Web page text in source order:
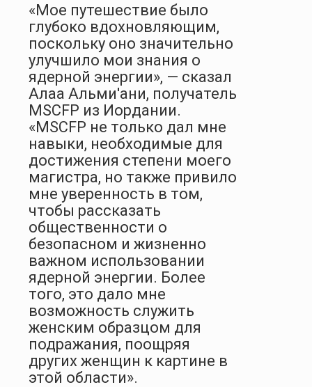
«Мое путешествие было
глубоко вдохновляющим,
поскольку оно значительно
улучшило мои знания о
ядерной энергии», — сказал
Алаа Альми'ани, получатель
MSCFP из Иордании.
«MSCFP не только дал мне
навыки, необходимые для
достижения степени моего
магистра, но также привило
мне уверенность в том,
чтобы рассказать
общественности о
безопасном и жизненно
важном использовании
ядерной энергии. Более
того, это дало мне
возможность служить
женским образцом для
подражания, поощряя
других женщин к картине в
этой области».